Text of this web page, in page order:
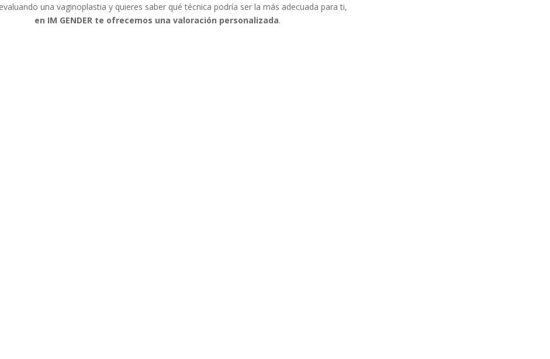
una vaginoplastia y quieres saber qué técnica podría ser la más adecuada para ti,
en IM GENDER te ofrecemos una valoración personalizada.